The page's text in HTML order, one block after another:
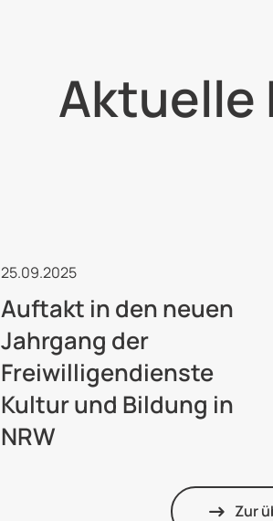
Aktuelle
25.09.2025
Auftakt in den neuen
Jahrgang der
Freiwilligendienste
Kultur und Bildung in
NRW
Zur